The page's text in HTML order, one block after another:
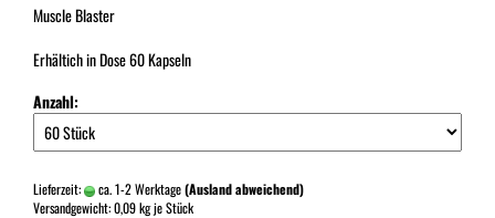
Muscle Blaster
Erhältich in Dose 60 Kapseln
Anzahl:
Lieferzeit: ca. 1-2 Werktage(Ausland abweichend)
Versandgewicht:0,09kg je Stück